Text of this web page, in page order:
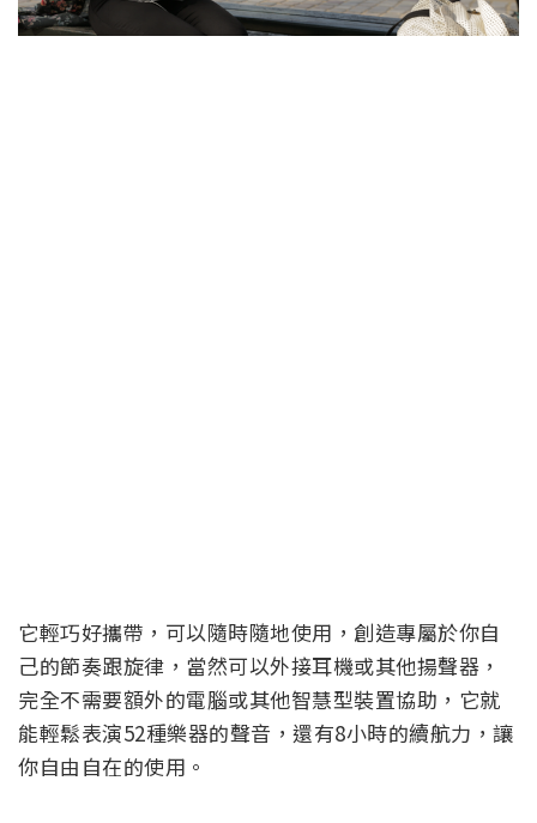
它輕巧好攜帶，可以隨時隨地使用，創造專屬於你自
己的節奏跟旋律，當然可以外接耳機或其他揚聲器，
完全不需要額外的電腦或其他智慧型裝置協助，它就
能輕鬆表演52種樂器的聲音，還有8小時的續航力，讓
你自由自在的使用。